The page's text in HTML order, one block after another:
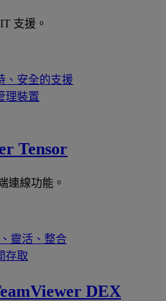
支援。
、安全的支援
理裝置
Tensor
連線功能。
靈活、整合
存取
DEX